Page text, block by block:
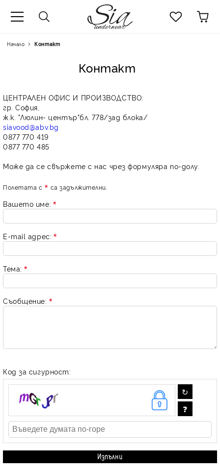
Начало Контакт
Контакт
ЦЕНТРАЛЕН ОФИС И ПРОИЗВОДСТВО:
гр. София,
ж.к. "Люлин- център"бл. 778/зад блока/
siavood@abv.bg
0877 770 419
0877 770 485
Може да се свържете с нас чрез формуляра по-долу.
Полетата с са задължителни.
Вашето име:
E-mail адрес:
Тема:
Съобщение:
Код за сигурност: